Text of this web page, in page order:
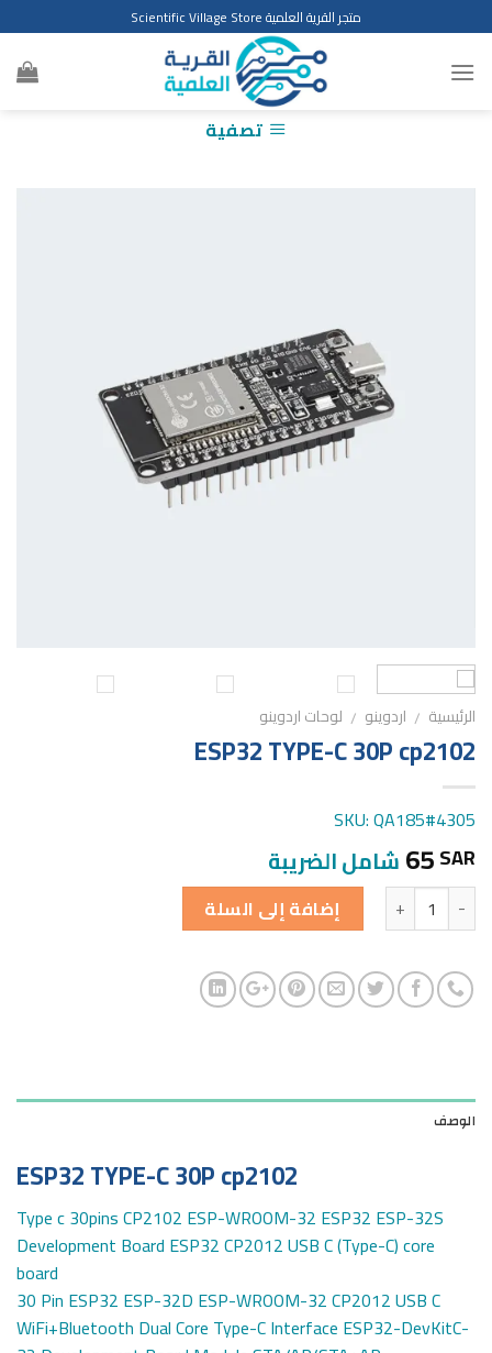
to
content
متجر القرية العلمية Scientific Village Store
تصفية
الرئيسية / اردوينو / لوحات اردوينو
ESP32 TYPE-C 30P cp2102
SKU: QA185#4305
65SAR شامل الضريبة
الكمية إضافة إلى السلة
الوصف
ESP32 TYPE-C 30P cp2102
Type c 30pins CP2102 ESP-WROOM-32 ESP32 ESP-32S
Development Board ESP32 CP2012 USB C (Type-C) core
board
30 Pin ESP32 ESP-32D ESP-WROOM-32 CP2012 USB C
WiFi+Bluetooth Dual Core Type-C Interface ESP32-DevKitC-